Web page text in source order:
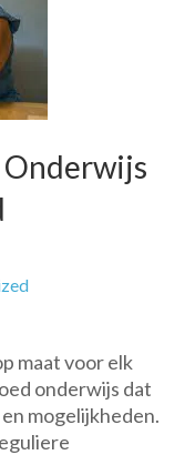
Onderwijs
maat voor elk
onderwijs dat
mogelijkheden.